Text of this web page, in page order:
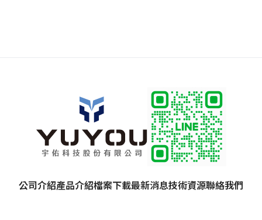
公司介紹產品介紹檔案下載最新消息技術資源聯絡我們